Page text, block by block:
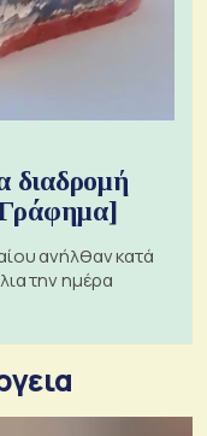
διαδρομή
ανήλθαν κατά
την ημέρα